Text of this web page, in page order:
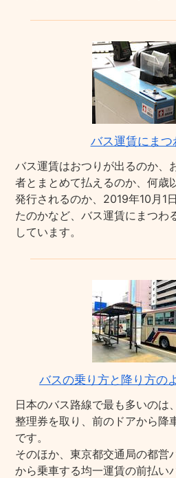
バス運賃にまつ
バス運賃はおつりが出るのか、
者とまとめて払えるのか、何歳
発行されるのか、2019年10月1
たのかなど、バス運賃にまつわ
しています。
バスの乗り方と降り方の
日本のバス路線で最も多いのは
整理券を取り、前のドアから降
です。
そのほか、東京都交通局の都営
から乗車する均一運賃の前払い